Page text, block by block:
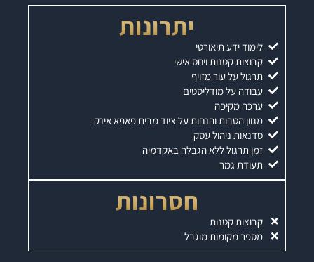
יתרונות
לימוד ידע תיאורטי
קבוצות קטנות ויחס אישי
תרגול על עור מזויף
עבודה על מודליסטים
ערכה מקיפה
מגוון הטבות והנחות על ציוד מבית פאפא אינק
סדנאות ניהול עסק
זמן תרגול ללא הגבלה באקדמיה
תעודת גמר
חסרונות
קבוצות קטנות
מספר מקומות מוגבל